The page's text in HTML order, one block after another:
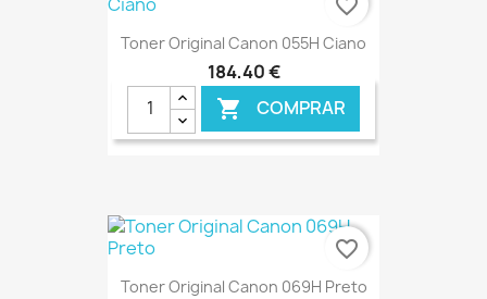
Toner Original Canon 055H Ciano
184,40 €
 COMPRAR
€ ONLINE
Toner Original Canon 069H Preto
favorite_border